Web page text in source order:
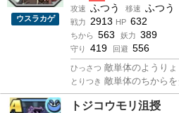
ウスラカゲ
攻速 ふつう 移速 ふつう
戦力 2913 HP 632
ちから 563 妖力 389
守り 419 回避 556
ひっさつ 敵単体のようり
とりつき 敵単体のちから
トジコウモリ沮授